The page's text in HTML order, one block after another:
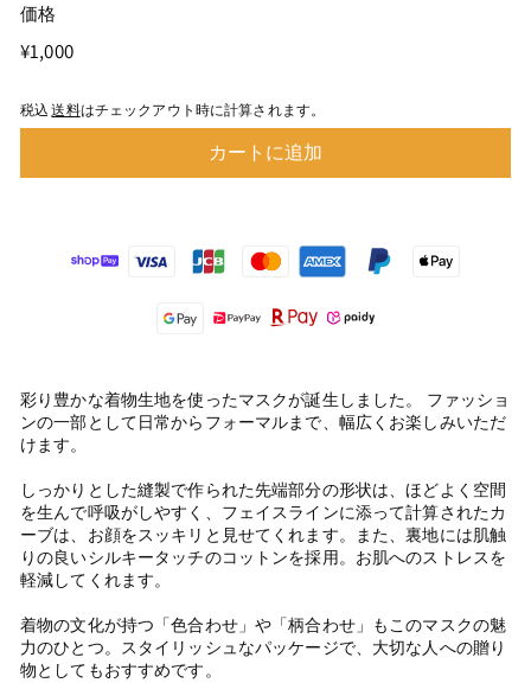
価格
通
格
¥1,000¥1,000
税込送料はチェックアウト時に計算されます。
カートに追加
彩り豊かな着物生地を使ったマスクが誕生しました。 ファッショ
ンの一部として日常からフォーマルまで、幅広くお楽しみいただ
けます。
しっかりとした縫製で作られた先端部分の形状は、ほどよく空間
を生んで呼吸がしやすく、フェイスラインに添って計算されたカ
ーブは、お顔をスッキリと見せてくれます。また、裏地には肌触
りの良いシルキータッチのコットンを採用。お肌へのストレスを
軽減してくれます。
着物の文化が持つ「色合わせ」や「柄合わせ」もこのマスクの魅
力のひとつ。スタイリッシュなパッケージで、大切な人への贈り
物としてもおすすめです。